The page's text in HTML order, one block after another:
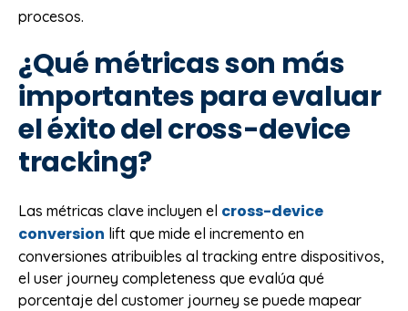
procesos.
¿Qué métricas son más
importantes para evaluar
el éxito del cross-device
tracking?
Las métricas clave incluyen el cross-device
conversion lift que mide el incremento en
conversiones atribuibles al tracking entre dispositivos,
el user journey completeness que evalúa qué
porcentaje del customer journey se puede mapear